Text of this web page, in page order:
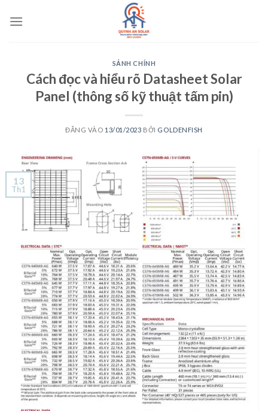
qua
SẢNH CHÍNH
Cách đọc và hiểu rõ Datasheet Solar
Panel (thông số kỹ thuật tấm pin)
ĐĂNG VÀO 13/01/2023 BỞI GOLDENFISH
13
Th1